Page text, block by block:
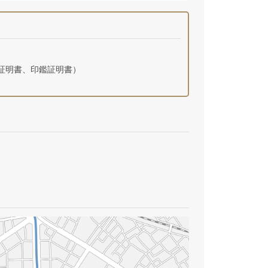
明書、印鑑証明書）